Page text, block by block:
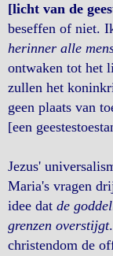
[licht van de
beseffen of niet.
herinner alle
ontwaken tot het
zullen het
geen plaats van
[een
Jezus'
Maria's vragen
idee dat de
grenzen overstijgt
christendom de